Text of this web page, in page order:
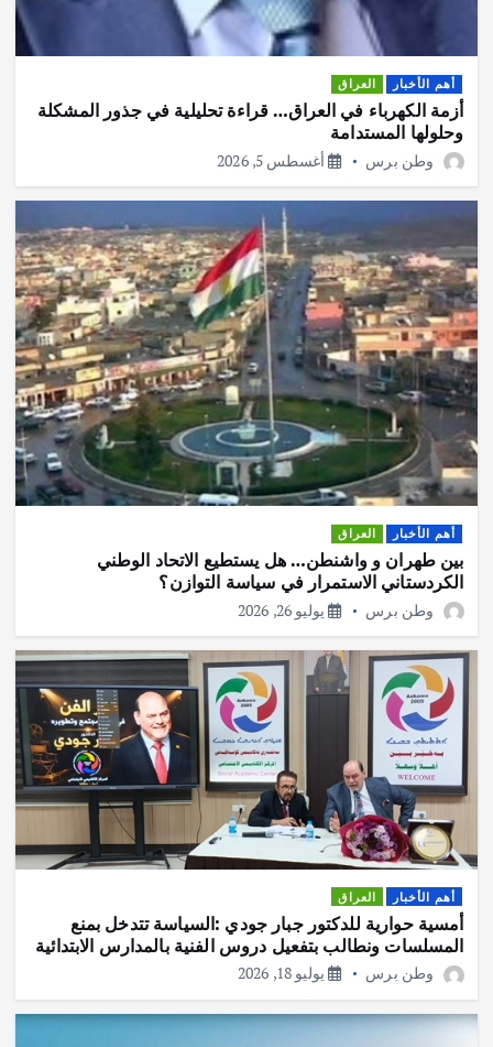
أهم الأخبار العراق
أزمة الكهرباء في العراق… قراءة تحليلية في جذور المشكلة
وحلولها المستدامة
وطن برس أغسطس 5, 2026
أهم الأخبار العراق
بين طهران و واشنطن… هل يستطيع الاتحاد الوطني
الكردستاني الاستمرار في سياسة التوازن؟
وطن برس يوليو 26, 2026
أهم الأخبار العراق
أمسية حوارية للدكتور جبار جودي :السياسة تتدخل بمنع
المسلسات ونطالب بتفعيل دروس الفنية بالمدارس الابتدائية
وطن برس يوليو 18, 2026